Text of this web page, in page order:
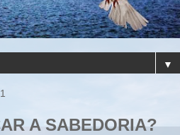
▼
A SABEDORIA?